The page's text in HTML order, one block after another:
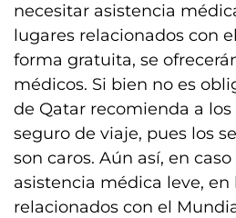
necesitar asistencia
lugares relacionados con
forma gratuita, se
médicos. Si bien no es
de Qatar recomienda a
seguro de viaje, pues los
son caros. Aún así, en
asistencia médica leve, en
relacionados con el